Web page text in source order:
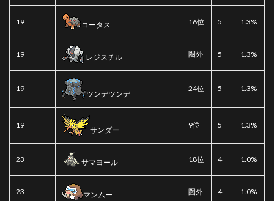
19 コータス 16位 5 1.3%
19 レジスチル 圏外 5 1.3%
19
ツンデツンデ
24位 5 1.3%
19
サンダー
9位 5 1.3%
23 サマヨール 18位 4 1.0%
23 マンムー 圏外 4 1.0%